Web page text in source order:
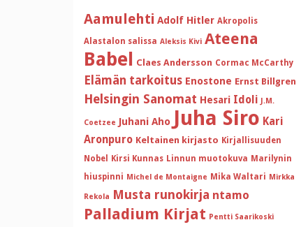
Aamulehti Adolf Hitler Akropolis
Alastalon salissa Aleksis Kivi Ateena
Babel Claes Andersson Cormac McCarthy
Elämän tarkoitus Enostone Ernst Billgren
Helsingin Sanomat Hesari Idoli J.M.
Coetzee Juhani Aho Juha Siro Kari
Aronpuro Keltainen kirjasto Kirjallisuuden
Nobel
Kirsi Kunnas Linnun muotokuva Marilynin
hiuspinni Michel de Montaigne Mika Waltari Mirkka
Rekola Musta runokirja ntamo
Palladium Kirjat Pentti Saarikoski